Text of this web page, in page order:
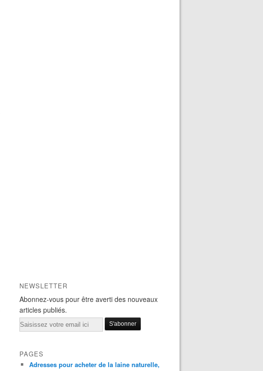
NEWSLETTER
Abonnez-vous pour être averti des nouveaux
articles publiés.
Email
PAGES
Adresses pour acheter de la laine naturelle,